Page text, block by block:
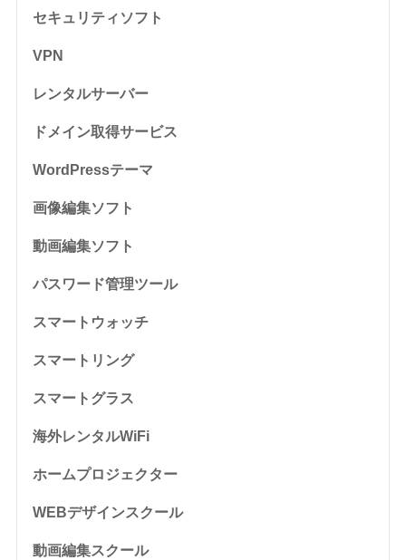
セキュリティソフト
VPN
レンタルサーバー
ドメイン取得サービス
WordPressテーマ
画像編集ソフト
動画編集ソフト
パスワード管理ツール
スマートウォッチ
スマートリング
スマートグラス
海外レンタルWiFi
ホームプロジェクター
WEBデザインスクール
動画編集スクール